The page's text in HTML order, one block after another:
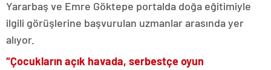
Yararbaş ve Emre Göktepe portalda doğa eğitimiyle
ilgili görüşlerine başvurulan uzmanlar arasında yer
alıyor.
“Çocukların açık havada, serbestçe oyun